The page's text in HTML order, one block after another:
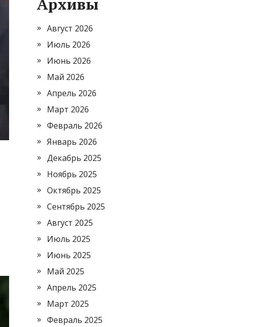
Август 2026
Июль 2026
Июнь 2026
Май 2026
Апрель 2026
Март 2026
Февраль 2026
Январь 2026
Декабрь 2025
Ноябрь 2025
Октябрь 2025
Сентябрь 2025
Август 2025
Июль 2025
Июнь 2025
Май 2025
Апрель 2025
Март 2025
Февраль 2025